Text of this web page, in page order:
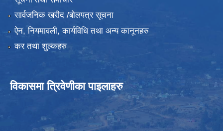
सार्वजनिक खरीद /बोलपत्र सूचना
ऐन, नियमावली, कार्यविधि तथा अन्य कानूनहरु
कर तथा शुल्कहरु
विकासमा त्रिवेणीका पाइलाहरु